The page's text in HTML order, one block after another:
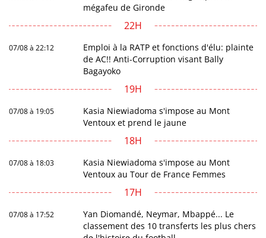
mégafeu de Gironde
22H
07/08 à 22:12
Emploi à la RATP et fonctions d'élu: plainte
de AC!! Anti-Corruption visant Bally
Bagayoko
19H
07/08 à 19:05
Kasia Niewiadoma s'impose au Mont
Ventoux et prend le jaune
18H
07/08 à 18:03
Kasia Niewiadoma s'impose au Mont
Ventoux au Tour de France Femmes
17H
07/08 à 17:52
Yan Diomandé, Neymar, Mbappé... Le
classement des 10 transferts les plus chers